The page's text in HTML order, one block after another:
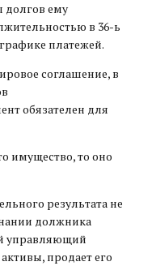
долгов ему
в 36-ь
платежей.
соглашение, в
обязателен для
имущество, то оно
результата не
должника
управляющий
продает его